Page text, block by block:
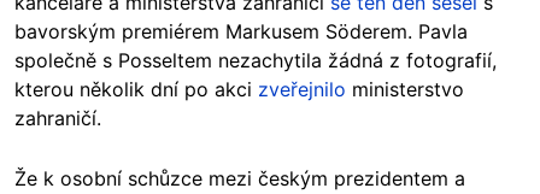
bavorským premiérem Markusem Söderem. Pavla
společně s Posseltem nezachytila žádná z fotografií,
kterou několik dní po akci zveřejnilo ministerstvo
zahraničí.
Že k osobní schůzce mezi českým prezidentem a